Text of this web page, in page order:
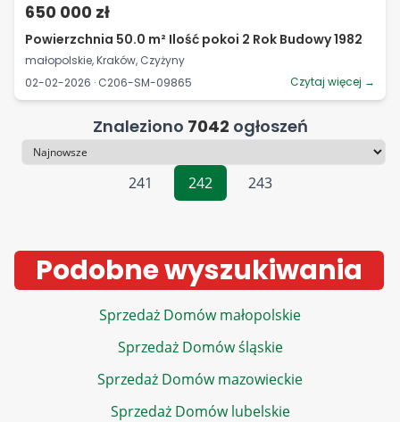
650 000 zł
Powierzchnia 50.0 m² Ilość pokoi 2 Rok Budowy 1982
małopolskie, Kraków, Czyżyny
02-02-2026 · C206-SM-09865
Czytaj więcej →
Znaleziono 7042 ogłoszeń
Sortowanie
241
242 243
Podobne wyszukiwania
Sprzedaż Domów małopolskie
Sprzedaż Domów śląskie
Sprzedaż Domów mazowieckie
Sprzedaż Domów lubelskie